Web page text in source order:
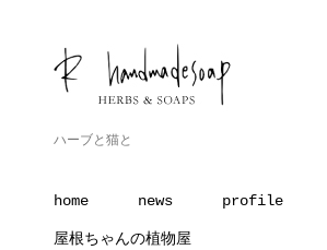
ハーブと猫と
home news profile
屋根ちゃんの植物屋